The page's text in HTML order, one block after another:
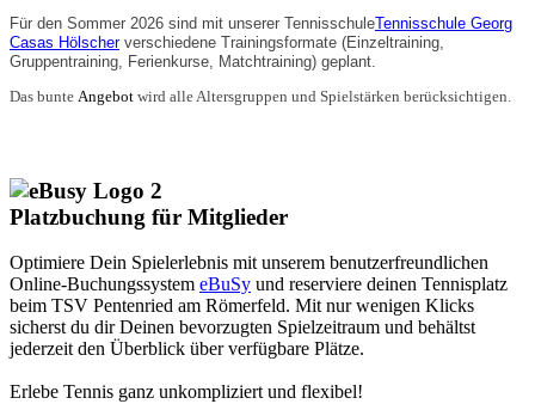
Für den Sommer 2026 sind mit unserer TennisschuleTennisschule Georg
Casas Hölscherverschiedene Trainingsformate (Einzeltraining,
Gruppentraining, Ferienkurse, Matchtraining) geplant.
Das bunte Angebot wird alle Altersgruppen und Spielstärken berücksichtigen.
Platzbuchung für Mitglieder
Optimiere Dein Spielerlebnis mit unserem benutzerfreundlichen
Online-Buchungssystem eBuSy und reserviere deinen Tennisplatz
beim TSV Pentenried am Römerfeld. Mit nur wenigen Klicks
sicherst du dir Deinen bevorzugten Spielzeitraum und behältst
jederzeit den Überblick über verfügbare Plätze.
Erlebe Tennis ganz unkompliziert und flexibel!